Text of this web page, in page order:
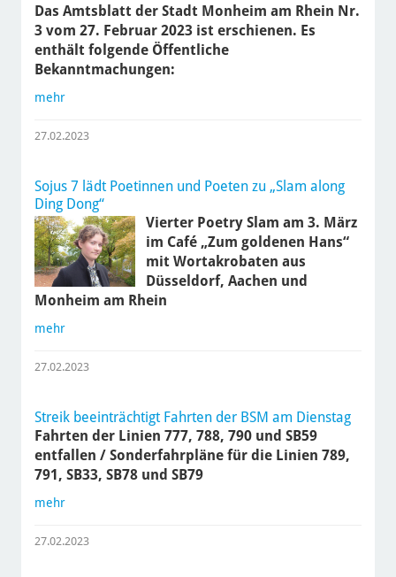
Das Amtsblatt der Stadt Monheim am Rhein Nr.
3 vom 27. Februar 2023 ist erschienen. Es
enthält folgende Öffentliche
Bekanntmachungen:
mehr
27.02.2023
Sojus 7 lädt Poetinnen und Poeten zu „Slam along
Ding Dong“
Vierter Poetry Slam am 3. März
im Café „Zum goldenen Hans“
mit Wortakrobaten aus
Düsseldorf, Aachen und
Monheim am Rhein
mehr
27.02.2023
Streik beeinträchtigt Fahrten der BSM am Dienstag
Fahrten der Linien 777, 788, 790 und SB59
entfallen / Sonderfahrpläne für die Linien 789,
791, SB33, SB78 und SB79
mehr
27.02.2023